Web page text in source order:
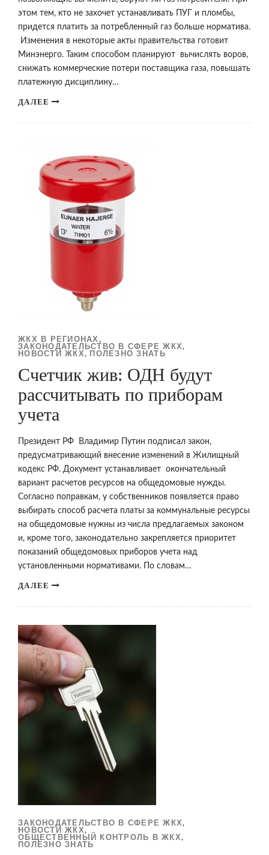
этом тем, кто не захочет устанавливать ПУГ и пломбы,
придется платить за потребленный газ больше норматива.
Изменения в некоторые акты правительства готовит
Минэнерго. Таким способом планируют вычислять воров,
снижать коммерческие потери поставщика газа, повышать
платежную дисциплину…
ДАЛЕЕ
ЖКХ В РЕГИОНАХ,
ЗАКОНОДАТЕЛЬСТВО В СФЕРЕ ЖКХ,
НОВОСТИ ЖКХ, ПОЛЕЗНО ЗНАТЬ
Счетчик жив: ОДН будут
рассчитывать по приборам
учета
Президент РФ Владимир Путин подписал закон,
предусматривающий внесение изменений в Жилищный
кодекс РФ. Документ устанавливает окончательный
вариант расчетов ресурсов на общедомовые нужды.
Согласно поправкам, у собственников появляется право
выбирать способ расчета платы за коммунальные ресурсы
на общедомовые нужны из числа предлагаемых законом
и, кроме того, законодательно закрепляется приоритет
показаний общедомовых приборов учета над
установленными нормативами. По словам…
ДАЛЕЕ
ЗАКОНОДАТЕЛЬСТВО В СФЕРЕ ЖКХ,
НОВОСТИ ЖКХ,
ОБЩЕСТВЕННЫЙ КОНТРОЛЬ В ЖКХ,
ПОЛЕЗНО ЗНАТЬ